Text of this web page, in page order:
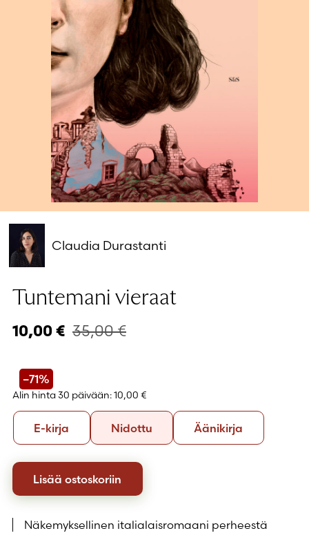
Salasana unohtunut?
Eikö sinulla ole tiliä?
Luo uusi tili
Claudia Durastanti
Tuntemani vieraat
10,00 € 35,00€
–71%
Alin hinta 30 päivään:10,00 €
Formaatti
E-kirja
kirja
NidottuNidottu Äänikirja
Lisää ostoskoriin
Näkemyksellinen italialaisromaani perheestä